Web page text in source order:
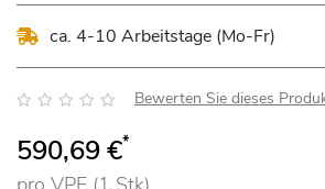
ca. 4-10 Arbeitstage (Mo-Fr)
Bewertung: Bewerten Sie dieses
590,69 €*